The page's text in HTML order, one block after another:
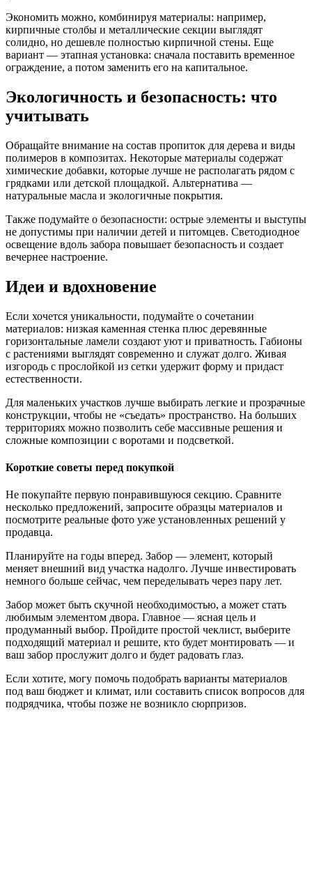
Экономить можно, комбинируя материалы: например,
кирпичные столбы и металлические секции выглядят
солидно, но дешевле полностью кирпичной стены. Еще
вариант — этапная установка: сначала поставить временное
ограждение, а потом заменить его на капитальное.
Экологичность и безопасность: что
учитывать
Обращайте внимание на состав пропиток для дерева и виды
полимеров в композитах. Некоторые материалы содержат
химические добавки, которые лучше не располагать рядом с
грядками или детской площадкой. Альтернатива —
натуральные масла и экологичные покрытия.
Также подумайте о безопасности: острые элементы и выступы
не допустимы при наличии детей и питомцев. Светодиодное
освещение вдоль забора повышает безопасность и создает
вечернее настроение.
Идеи и вдохновение
Если хочется уникальности, подумайте о сочетании
материалов: низкая каменная стенка плюс деревянные
горизонтальные ламели создают уют и приватность. Габионы
с растениями выглядят современно и служат долго. Живая
изгородь с прослойкой из сетки удержит форму и придаст
естественности.
Для маленьких участков лучше выбирать легкие и прозрачные
конструкции, чтобы не «съедать» пространство. На больших
территориях можно позволить себе массивные решения и
сложные композиции с воротами и подсветкой.
Короткие советы перед покупкой
Не покупайте первую понравившуюся секцию. Сравните
несколько предложений, запросите образцы материалов и
посмотрите реальные фото уже установленных решений у
продавца.
Планируйте на годы вперед. Забор — элемент, который
меняет внешний вид участка надолго. Лучше инвестировать
немного больше сейчас, чем переделывать через пару лет.
Забор может быть скучной необходимостью, а может стать
любимым элементом двора. Главное — ясная цель и
продуманный выбор. Пройдите простой чеклист, выберите
подходящий материал и решите, кто будет монтировать — и
ваш забор прослужит долго и будет радовать глаз.
Если хотите, могу помочь подобрать варианты материалов
под ваш бюджет и климат, или составить список вопросов для
подрядчика, чтобы позже не возникло сюрпризов.